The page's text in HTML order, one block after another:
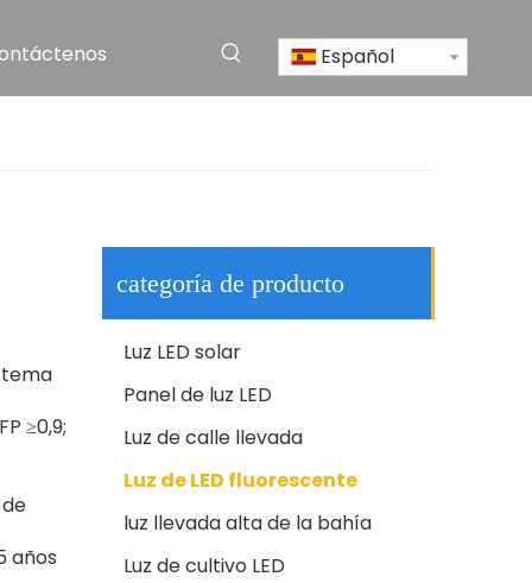
Español
≥0,9;
años
categoría de producto
Luz LED solar
Panel de luz LED
Luz de calle llevada
Luz de LED fluorescente
luz llevada alta de la bahía
Luz de cultivo LED
Montaje de pared de acero inoxidable submarino RGB Cambiar la luz de la piscina
Luz de pista LED